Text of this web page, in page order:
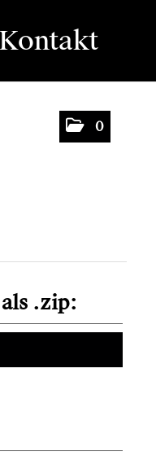
Kontakt
0
.zip: